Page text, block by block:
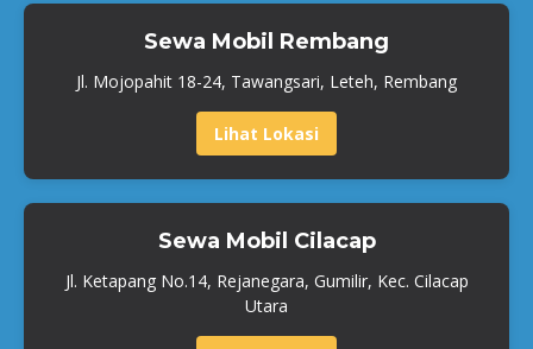
Sewa Mobil Rembang
Jl. Mojopahit 18-24, Tawangsari, Leteh, Rembang
Lihat Lokasi
Sewa Mobil Cilacap
Jl. Ketapang No.14, Rejanegara, Gumilir, Kec. Cilacap
Utara